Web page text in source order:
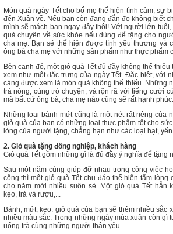
Món quà ngày Tết cho bố mẹ thể hiện tình cảm, sự
đến Xuân về. Nếu bạn còn đang đắn đo không biết
mình sẽ mách bạn ngay đây thôi! Với người lớn
quà chuyên về sức khỏe nếu dùng để tặng cho
cha mẹ. Bạn sẽ thể hiện được tình yêu thương và
ông bà cha mẹ với những sản phẩm như thực
Bên cạnh đó, một giỏ quà Tết đủ đầy không thể
xem như một đặc trưng của ngày Tết. Đặc biệt, với
càng được xem là món quà không thể thiếu. Những
trà nóng, cùng trò chuyện, và rộn rã với tiếng cười
mà bất cứ ông bà, cha mẹ nào cũng sẽ rất hạnh phúc.
Những loại bánh mứt cũng là một nét rất riêng của
giỏ quà của bạn có những loại thực phẩm tốt cho
lòng của người tặng, chẳng hạn như các loại hạt, yến
2. Giỏ quà tặng đồng nghiệp, khách hàng
Giỏ quà Tết gồm những gì là đủ đầy ý nghĩa để tặng
Sau một năm cùng giúp đỡ nhau trong công việc
công thì một giỏ quà Tết chu đáo thể hiện tấm lòng
cho năm mới nhiều suôn sẻ. Một giỏ quà Tết hẳn
kẹo, trà và rượu,...
Bánh, mứt, kẹo: giỏ quà của bạn sẽ thêm nhiều sắc
nhiều màu sắc. Trong những ngày mùa xuân còn gì
uống trà cùng những người thân yêu.